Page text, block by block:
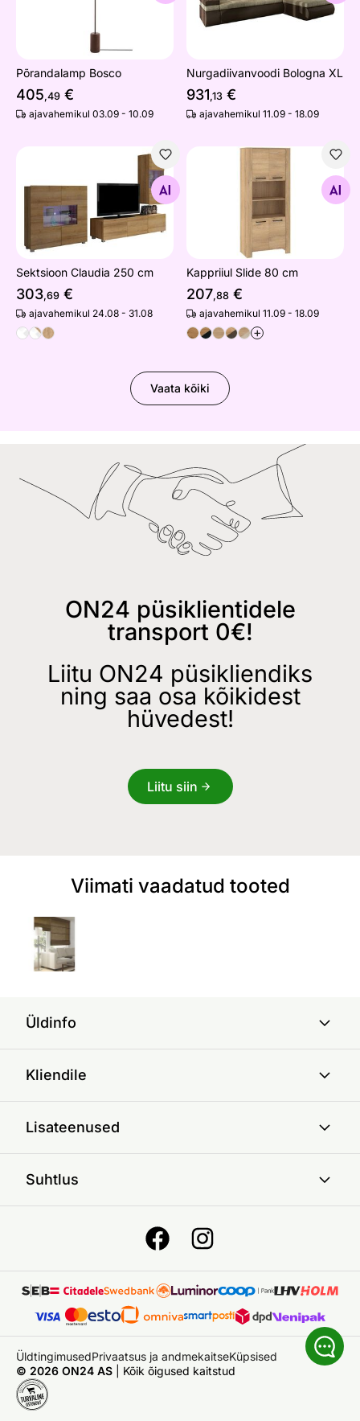
Põrandalamp Bosco
405,49 €
ajavahemikul 03.09 - 10.09
Nurgadiivanvoodi Bologna XL
931,13 €
ajavahemikul 11.09 - 18.09
Sektsioon Claudia 250 cm
Otsi sarnaseid
Sektsioon Claudia 250 cm
303,69 €
ajavahemikul 24.08 - 31.08
Kappriiul Slide 80 cm
Kappriiul Slide 80 cm
207,88 €
ajavahemikul 11.09 - 18.09
+
Vaata kõiki
ON24 püsiklientidele
transport 0€!
Liitu ON24 püsikliendiks
ning saa osa kõikidest
hüvedest!
Liitu siin
Viimati vaadatud tooted
Üldinfo
Kliendile
Lisateenused
Suhtlus
© 2026 ON24 AS Kõik õigused kaitstud
ÜldtingimusedPrivaatsus ja andmekaitseKüpsised